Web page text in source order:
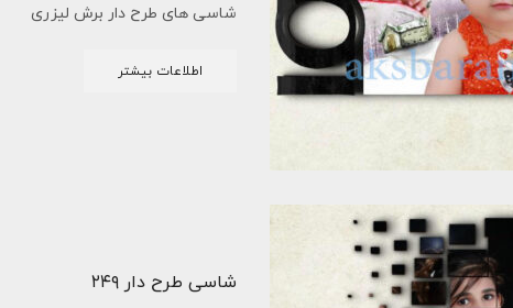
شاسی های طرح دار برش لیزری
اطلاعات بیشتر
شاسی طرح دار ۲۴۹